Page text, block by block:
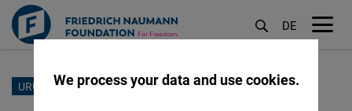
Pasar
DE
URUGUAYWe process your data and use cookies.